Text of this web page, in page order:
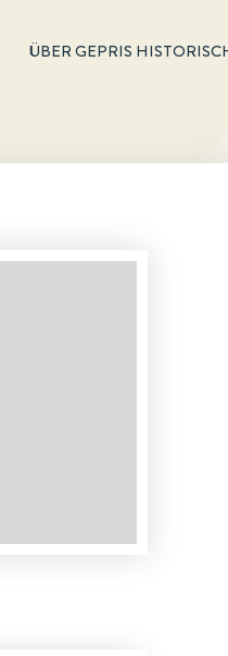
ÜBER GEPRIS